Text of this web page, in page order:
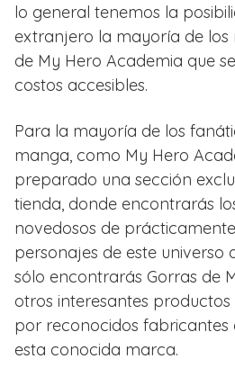
lo general tenemos la
extranjero la mayoría de los
de My Hero Academia que
costos accesibles.
Para la mayoría de los
manga, como My Hero
preparado una sección
tienda, donde encontrarás
novedosos de
personajes de este universo
sólo encontrarás Gorras de
otros interesantes
por reconocidos fabricantes
esta conocida marca.